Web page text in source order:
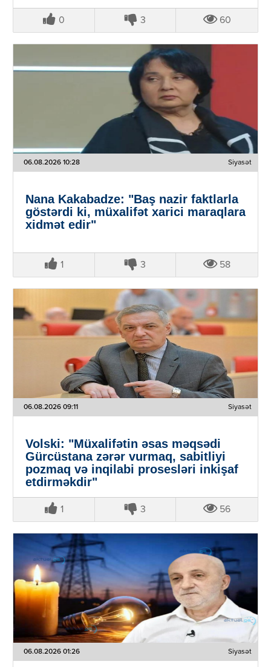
0 3 60
06.08.2026 10:28 Siyasət
Nana Kakabadze: "Baş nazir faktlarla
göstərdi ki, müxalifət xarici maraqlara
xidmət edir"
1 3 58
06.08.2026 09:11 Siyasət
Volski: "Müxalifətin əsas məqsədi
Gürcüstana zərər vurmaq, sabitliyi
pozmaq və inqilabi prosesləri inkişaf
etdirməkdir"
1 3 56
06.08.2026 01:26 Siyasət